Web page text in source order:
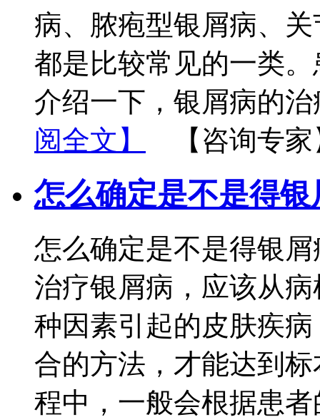
病、脓疱型银屑病、
都是比较常见的一类
介绍一下，银屑病的
阅全文】
【咨询专
怎么确定是不是得银
怎么确定是不是得银
治疗银屑病，应该从
种因素引起的皮肤疾
合的方法，才能达到
程中，一般会根据患